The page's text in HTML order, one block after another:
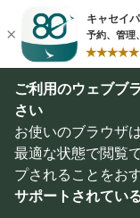
ご利用のウェブブ
さい
お使いのブラウザ
最適な状態で閲覧
プされることをお
サポートされてい